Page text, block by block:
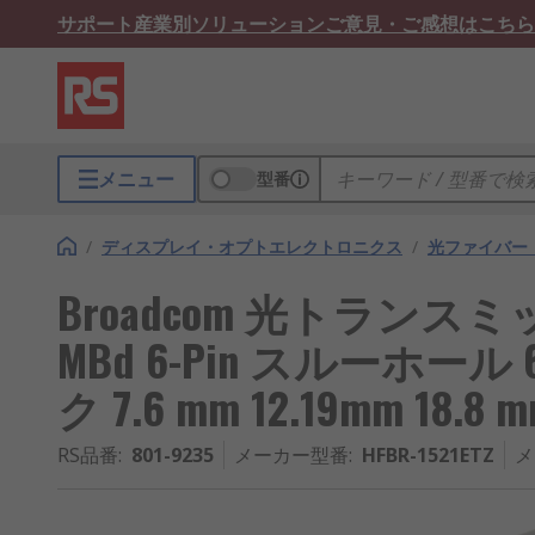
サポート産業別ソリューションご意見・ご感想はこちら
メニュー 型番
/ ディスプレイ・オプトエレクトロニクス / 光ファイバー
Broadcom 光トランスミ
MBd 6-Pin スルーホー
ク 7.6 mm 12.19mm 18.8
RS品番: 801-9235 メーカー型番: HFBR-1521ETZ